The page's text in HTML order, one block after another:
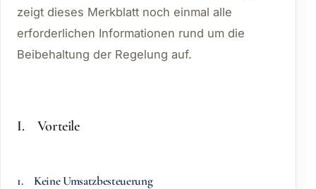
zeigt dieses Merkblatt noch einmal alle
erforderlichen Informationen rund um die
Beibehaltung der Regelung auf.
I. Vorteile
1. Keine Umsatzbesteuerung